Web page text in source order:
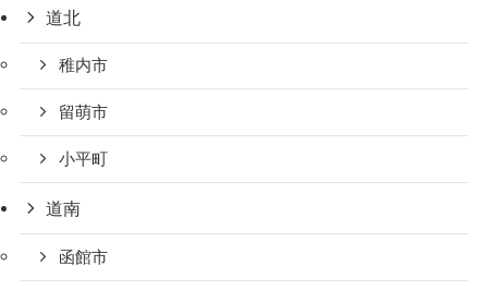
道北
稚内市
留萌市
小平町
道南
函館市